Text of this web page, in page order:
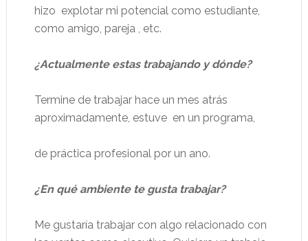
hizo explotar mi potencial como estudiante,
como amigo, pareja , etc.
¿Actualmente estas trabajando y dónde?
Termine de trabajar hace un mes atrás
aproximadamente, estuve en un programa,
de práctica profesional por un ano.
¿En qué ambiente te gusta trabajar?
Me gustaría trabajar con algo relacionado con